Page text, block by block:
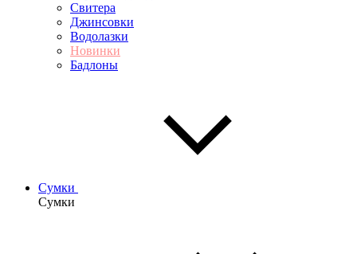
Свитера
Джинсовки
Водолазки
Новинки
Бадлоны
Сумки
Сумки